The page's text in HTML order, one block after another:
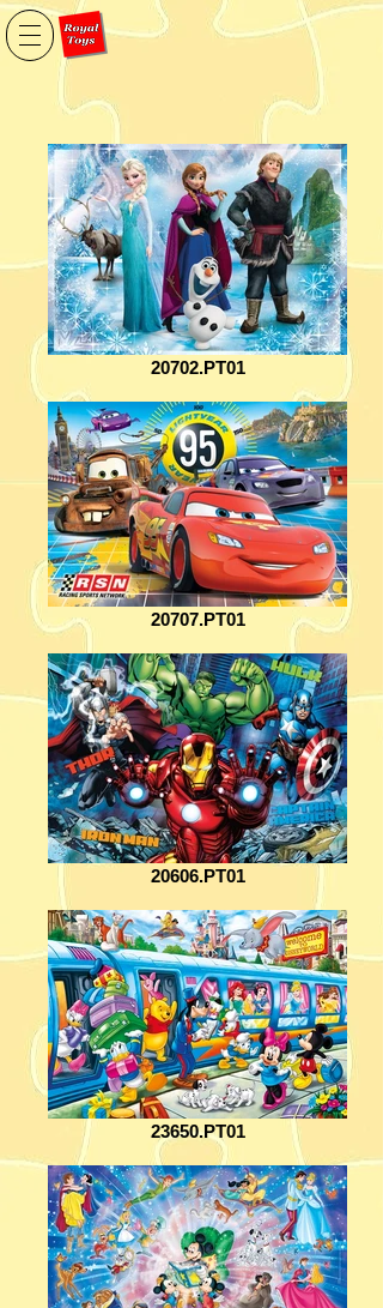
20702.PT01
20707.PT01
20606.PT01
23650.PT01